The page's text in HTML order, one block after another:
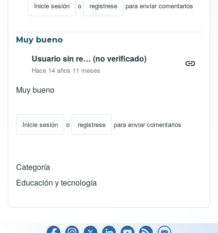
Inicie sesión o registrese para enviar comentarios
En respuesta a APASTYLE porLUIS GERMAN (no
Muy bueno
Usuario sin re… (no verificado)
Hace 14 años 11 meses
Muy bueno
Inicie sesión o registrese para enviar comentarios
Categoría
Educación y tecnología